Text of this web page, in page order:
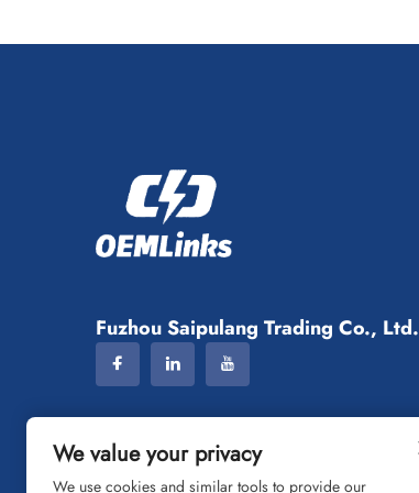
Fuzhou Saipulang Trading Co., Ltd.
We value your privacy
We use cookies and similar tools to provide our